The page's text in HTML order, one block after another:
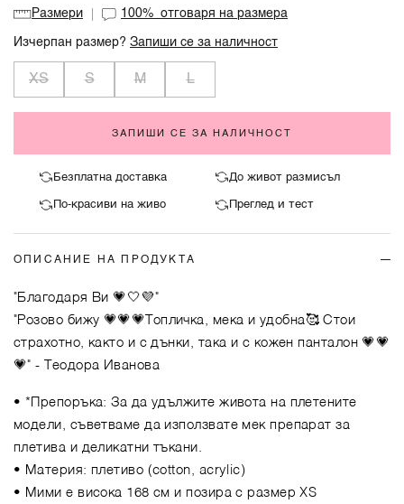
Размери 100%отговаря на размера
Изчерпан размер?Запиши се за наличност
XS S M L
ЗАПИШИ СЕ ЗА НАЛИЧНОСТ
Безплатна доставка До живот размисъл
По-красиви на живо Преглед и тест
ОПИСАНИЕ НА ПРОДУКТА
"Благодаря Ви 💗🤍💜"
"Розово бижу 💗💗💗Топличка, мека и удобна🥰 Стои
страхотно, както и с дънки, така и с кожен панталон 💗💗
💗" - Теодора Иванова
• *Препоръка: За да удължите живота на плетените
модели, съветваме да използвате мек препарат за
плетива и деликатни тъкани.
• Материя: плетиво (cotton, acrylic)
• Мими е висока 168 см и позира с размер XS